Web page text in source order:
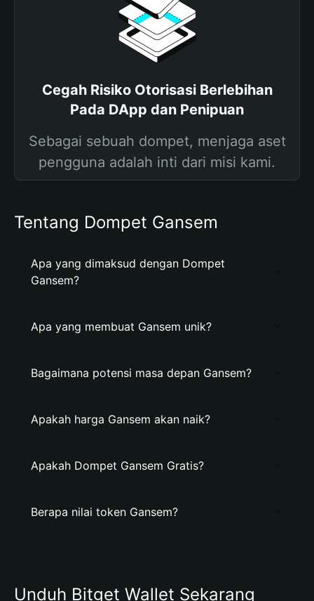
Cegah Risiko Otorisasi Berlebihan
Pada DApp dan Penipuan
Sebagai sebuah dompet, menjaga aset
pengguna adalah inti dari misi kami.
Tentang Dompet Gansem
Apa yang dimaksud dengan Dompet
Gansem?
Apa yang membuat Gansem unik?
Bagaimana potensi masa depan Gansem?
Apakah harga Gansem akan naik?
Apakah Dompet Gansem Gratis?
Berapa nilai token Gansem?
Unduh Bitget Wallet Sekarang